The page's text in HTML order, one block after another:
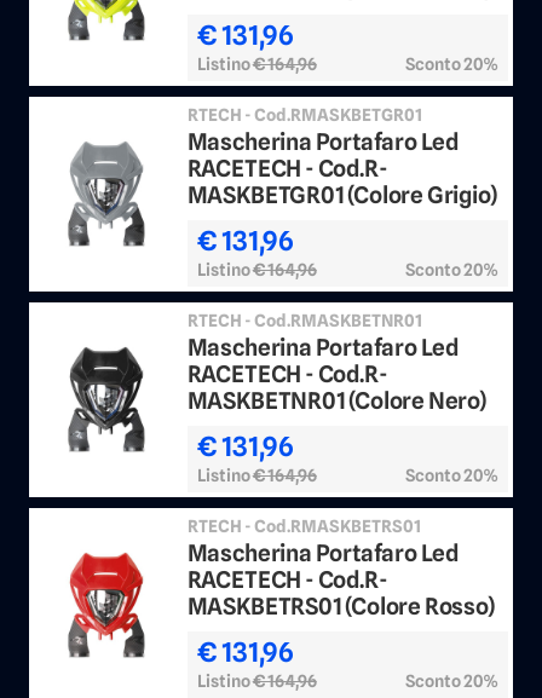
€ 131,96
Listino€ 164,96 Sconto 20%
RTECH - Cod.RMASKBETGR01
Mascherina Portafaro Led
RACETECH - Cod.R-
MASKBETGR01 (Colore Grigio)
€ 131,96
Listino€ 164,96 Sconto 20%
RTECH - Cod.RMASKBETNR01
Mascherina Portafaro Led
RACETECH - Cod.R-
MASKBETNR01 (Colore Nero)
€ 131,96
Listino€ 164,96 Sconto 20%
RTECH - Cod.RMASKBETRS01
Mascherina Portafaro Led
RACETECH - Cod.R-
MASKBETRS01 (Colore Rosso)
€ 131,96
Listino€ 164,96 Sconto 20%